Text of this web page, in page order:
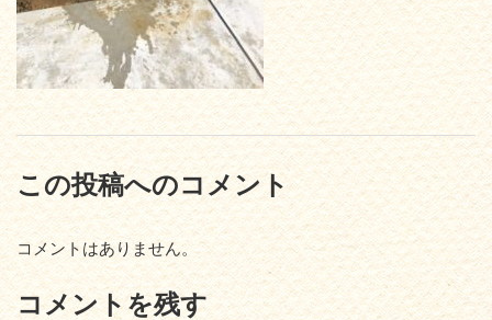
この投稿へのコメント
コメントはありません。
コメントを残す